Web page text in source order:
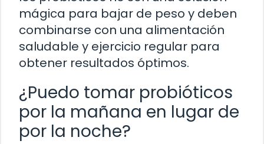
mágica para bajar de peso y deben
combinarse con una alimentación
saludable y ejercicio regular para
obtener resultados óptimos.
¿Puedo tomar probióticos
por la mañana en lugar de
por la noche?